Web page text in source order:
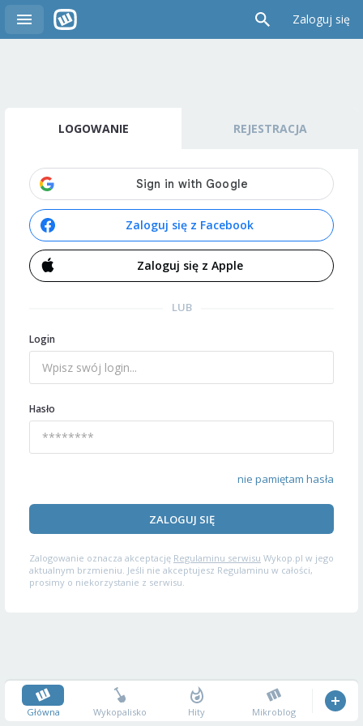
Zaloguj się
LOGOWANIE REJESTRACJA
Zaloguj się z Facebook
Zaloguj się z Apple
LUB
Login
Hasło
nie pamiętam hasła
ZALOGUJ SIĘ
Zalogowanie oznacza akceptację Regulaminu serwisu Wykop.pl w jego
aktualnym brzmieniu. Jeśli nie akceptujesz Regulaminu w całości,
prosimy o niekorzystanie z serwisu.
Główna Wykopalisko Hity Mikroblog